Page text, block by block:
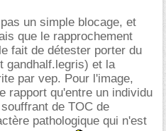
un simple blocage, et
que le rapprochement
fait de détester porter du
gandhalf.legris) et la
par vep. Pour l'image,
rapport qu'entre un individu
de TOC de
pathologique qui n'est